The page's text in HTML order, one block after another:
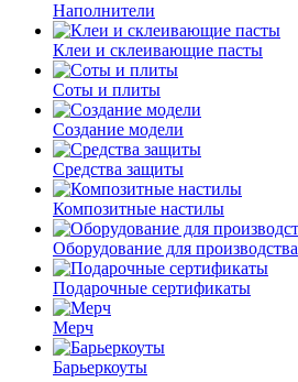
Наполнители
Клеи и склеивающие пасты
Соты и плиты
Создание модели
Средства защиты
Композитные настилы
Оборудование для производства
Подарочные сертификаты
Мерч
Барьеркоуты